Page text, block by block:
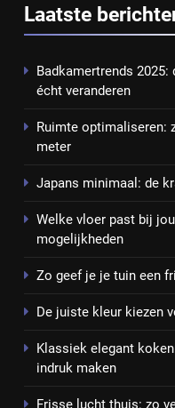
Laatste
Badkamertrends
écht veranderen
Ruimte optimaliseren:
meter
Japans minimaal: de
Welke vloer past bij
mogelijkheden
Zo geef je je tuin een
De juiste kleur kiezen
Klassiek elegant
indruk maken
Frisse lucht thuis: zo